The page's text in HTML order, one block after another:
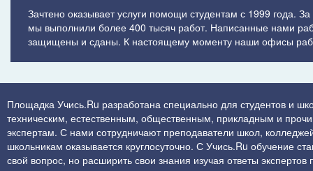
Зачтено оказывает услуги помощи студентам с 1999 года.
мы выполнили более 400 тысяч работ. Написанные нами
защищены и сданы. К настоящему моменту наши офисы
Площадка Учись.Ru разработана специально для студентов и
техническим, естественным, общественным, прикладным и
экспертам. С нами сотрудничают преподаватели школ,
школьникам оказывается круглосуточно. С Учись.Ru обучение
свой вопрос, но расширить свои знания изучая ответы